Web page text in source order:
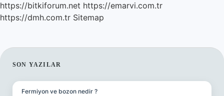
https://bitkiforum.net https://emarvi.com.tr
https://dmh.com.tr Sitemap
SIDEBAR
SON YAZILAR
Fermiyon ve bozon nedir ?